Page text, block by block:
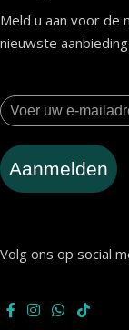
Meld u aan voor de
nieuwste
Aanmelden
Volg ons op social